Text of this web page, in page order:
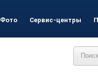
Фото Сервис-центры